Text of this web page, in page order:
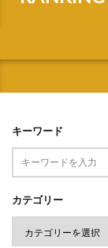
キーワード
カテゴリー